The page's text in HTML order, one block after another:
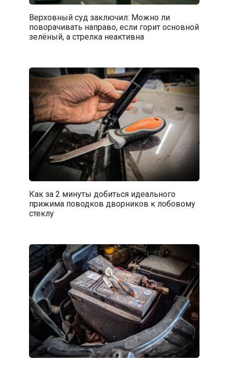
Верховный суд заключил: Можно ли
поворачивать направо, если горит основной
зелёный, а стрелка неактивна
Как за 2 минуты добиться идеального
прижима поводков дворников к лобовому
стеклу